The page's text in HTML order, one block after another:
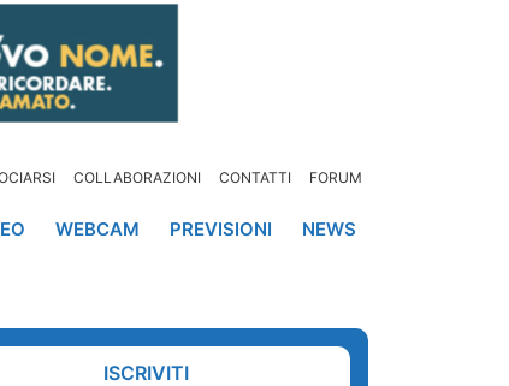
COLLABORAZIONI CONTATTI FORUM
WEBCAM PREVISIONI NEWS
ISCRIVITI